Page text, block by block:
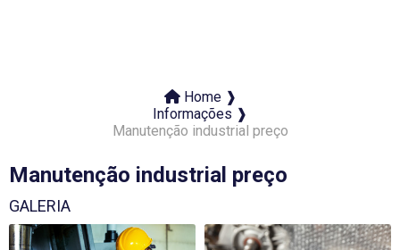
Home ❱
Informações ❱
Manutenção industrial preço
Manutenção industrial preço
GALERIA